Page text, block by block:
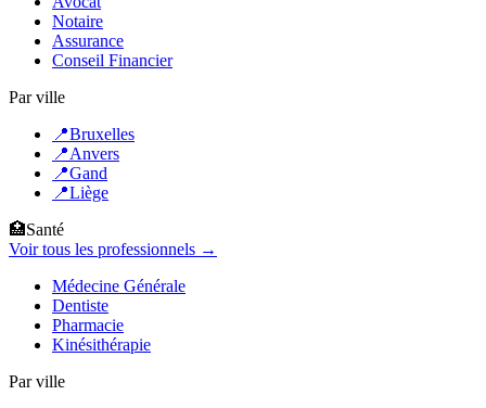
Notaire
Assurance
Conseil Financier
Par ville
📍Bruxelles
📍Anvers
📍Gand
📍Liège
🏥Santé
Voir tous les professionnels →
Médecine Générale
Dentiste
Pharmacie
Kinésithérapie
Par ville